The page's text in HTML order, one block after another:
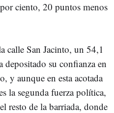
ciento, 20 puntos menos
calle San Jacinto, un 54,1
depositado su confianza en
y aunque en esta acotada
la segunda fuerza política,
resto de la barriada, donde